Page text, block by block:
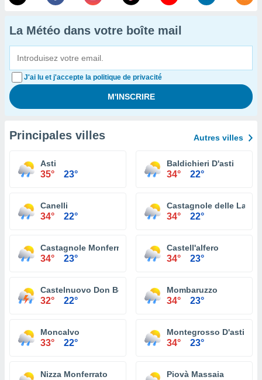
La Météo dans votre boîte mail
J'ai lu et j'accepte la politique de privacité
Principales villes Autres villes
Asti
35° 23°
Baldichieri D'asti
34° 22°
Canelli
34° 22°
Castagnole delle Lanze
34° 22°
Castagnole Monferrato
34° 23°
Castell'alfero
34° 23°
Castelnuovo Don Bosco
32° 22°
Mombaruzzo
34° 23°
Moncalvo
33° 22°
Montegrosso D'asti
34° 23°
Nizza Monferrato Piovà Massaia